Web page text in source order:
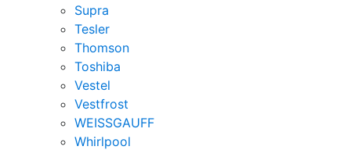
Supra
Tesler
Thomson
Toshiba
Vestel
Vestfrost
WEISSGAUFF
Whirlpool